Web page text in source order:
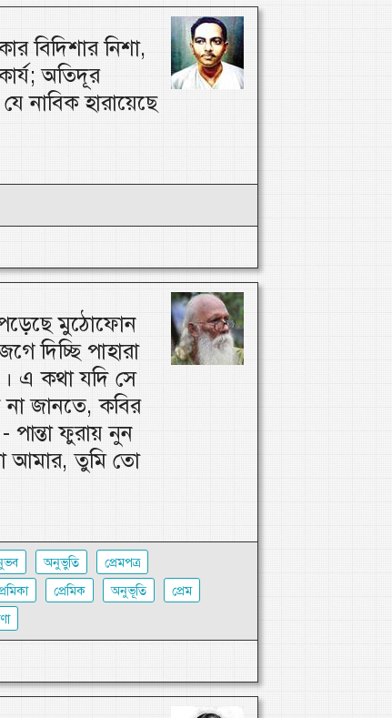
বিদিশার নিশা,
অতিদূর
নাবিক হারায়েছে
মুঠোফোন
দিচ্ছি পাহারা
এ কথা যদি সে
জানতে, কবির
ফুরায় নুন
আমার, তুমি তো
অনুভুতি
প্রেমপত্র
প্রেমিক অনুভূতি
প্রেম